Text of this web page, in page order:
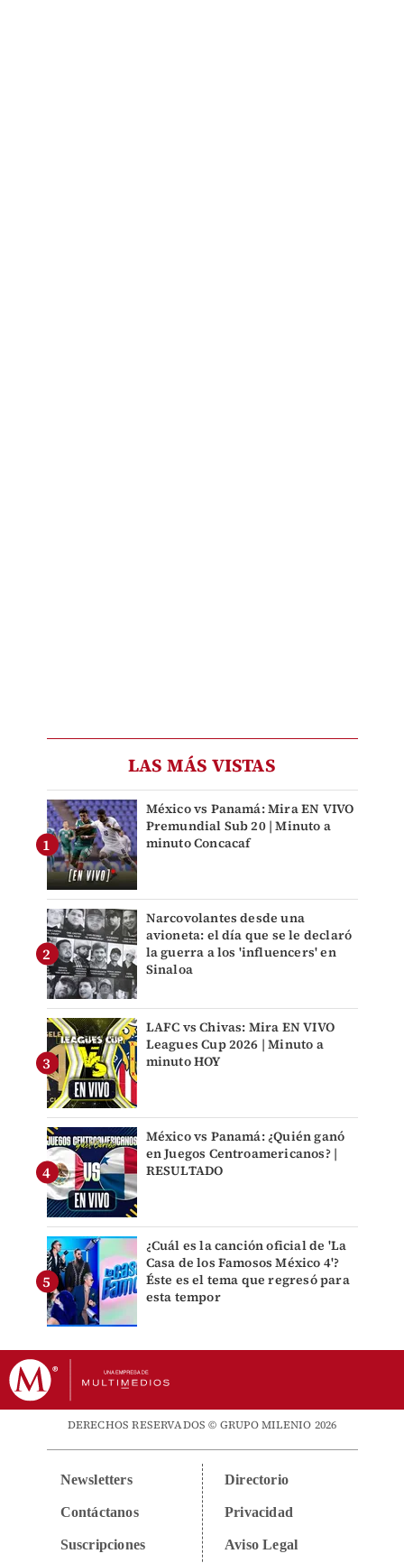
LAS MÁS VISTAS
México vs Panamá: Mira EN VIVO
Premundial Sub 20 | Minuto a
minuto Concacaf
Narcovolantes desde una
avioneta: el día que se le declaró
la guerra a los 'influencers' en
Sinaloa
LAFC vs Chivas: Mira EN VIVO
Leagues Cup 2026 | Minuto a
minuto HOY
México vs Panamá: ¿Quién ganó
en Juegos Centroamericanos? |
RESULTADO
¿Cuál es la canción oficial de 'La
Casa de los Famosos México 4'?
Éste es el tema que regresó para
esta tempor
DERECHOS RESERVADOS © GRUPO MILENIO 2026
Newsletters
Contáctanos
Suscripciones
Directorio
Privacidad
Aviso Legal